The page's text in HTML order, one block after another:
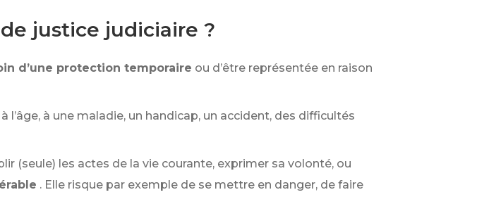
justice judiciaire ?
d’une protection temporaire ou d’être représentée en raison
l’âge, à une maladie, un handicap, un accident, des difficultés
(seule) les actes de la vie courante, exprimer sa volonté, ou
. Elle risque par exemple de se mettre en danger, de faire